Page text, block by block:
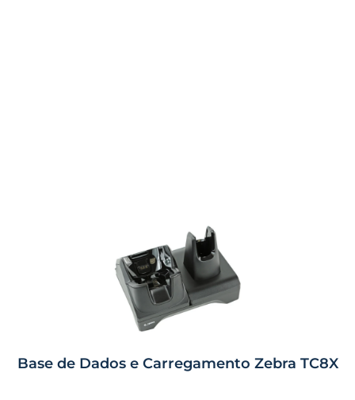
Base de Dados e Carregamento Zebra TC8X